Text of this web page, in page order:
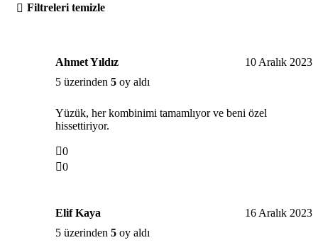
Filtreleri temizle
Ahmet Yıldız
10 Aralık 2023
5 üzerinden 5 oy aldı
Yüzük, her kombinimi tamamlıyor ve beni özel
hissettiriyor.
0
0
Elif Kaya
16 Aralık 2023
5 üzerinden 5 oy aldı